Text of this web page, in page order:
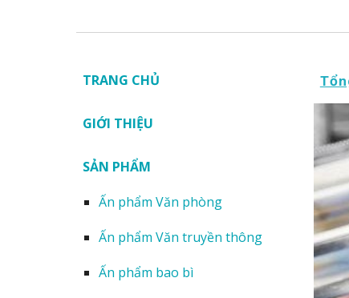
TRANG CHỦ
GIỚI THIỆU
SẢN PHẨM
Ấn phẩm Văn phòng
Ấn phẩm Văn truyền thông
Ấn phẩm bao bì